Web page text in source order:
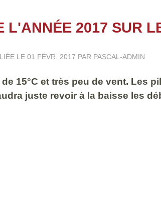
L'ANNÉE 2017 SUR
LE 01 FÉVR. 2017 PAR PASCAL-ADMIN
15°C et très peu de vent. Les
juste revoir à la baisse les